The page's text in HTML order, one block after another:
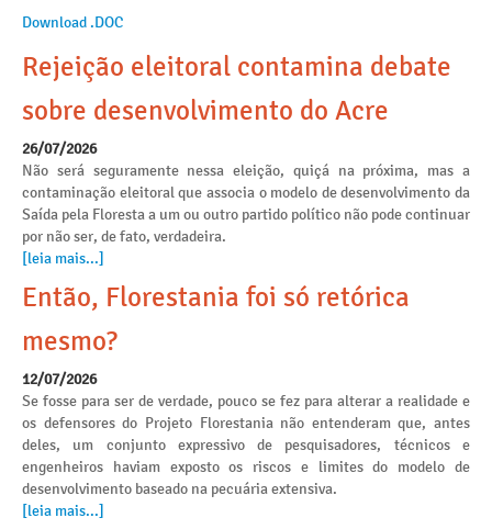
Download .DOC
Rejeição eleitoral contamina debate
sobre desenvolvimento do Acre
26/07/2026
Não será seguramente nessa eleição, quiçá na próxima, mas a
contaminação eleitoral que associa o modelo de desenvolvimento da
Saída pela Floresta a um ou outro partido político não pode continuar
por não ser, de fato, verdadeira.
[leia mais...]
Então, Florestania foi só retórica
mesmo?
12/07/2026
Se fosse para ser de verdade, pouco se fez para alterar a realidade e
os defensores do Projeto Florestania não entenderam que, antes
deles, um conjunto expressivo de pesquisadores, técnicos e
engenheiros haviam exposto os riscos e limites do modelo de
desenvolvimento baseado na pecuária extensiva.
[leia mais...]